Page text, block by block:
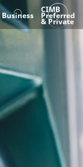
Business
CIMB
Preferred
& Private